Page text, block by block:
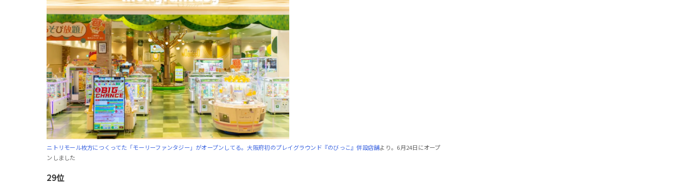
ニトリモール枚方につくってた「モーリーファンタジー」がオープンしてる。大阪府初のプレイグラウンド『のびっこ』併設店舗より。6月24日にオープ
ンしました
29位